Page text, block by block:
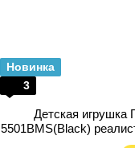
Новинка
3
Детская игрушка
5501BMS(Black)